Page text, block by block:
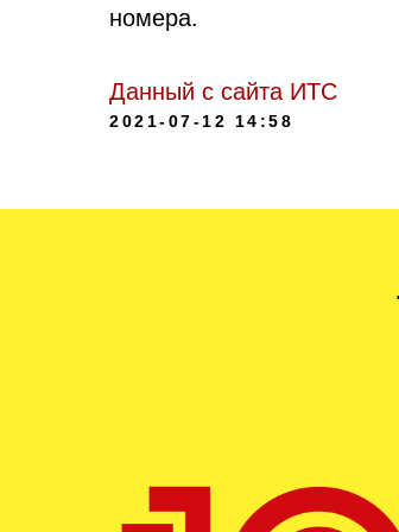
номера.
Данный с сайта ИТС
2021-07-12 14:58